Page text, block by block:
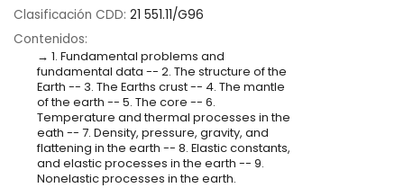
Clasificación CDD: 21 551.11/G96
Contenidos:
1. Fundamental problems and
fundamental data -- 2. The structure of the
Earth -- 3. The Earths crust -- 4. The mantle
of the earth -- 5. The core -- 6.
Temperature and thermal processes in the
eath -- 7. Density, pressure, gravity, and
flattening in the earth -- 8. Elastic constants,
and elastic processes in the earth -- 9.
Nonelastic processes in the earth.